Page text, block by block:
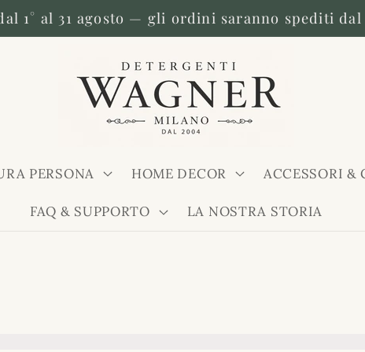
1° al 31 agosto — gli ordini saranno spediti dal
PERSONA HOME DECOR ACCESSORI &
FAQ & SUPPORTO LA NOSTRA STORIA